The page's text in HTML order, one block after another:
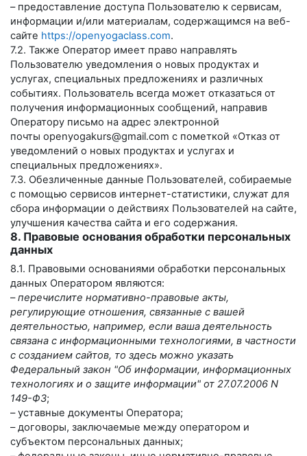
– предоставление доступа Пользователю к сервисам,
информации и/или материалам, содержащимся на веб-
сайте https://openyogaclass.com.
7.2. Также Оператор имеет право направлять
Пользователю уведомления о новых продуктах и
услугах, специальных предложениях и различных
событиях. Пользователь всегда может отказаться от
получения информационных сообщений, направив
Оператору письмо на адрес электронной
почты openyogakurs@gmail.com с пометкой «Отказ от
уведомлений о новых продуктах и услугах и
специальных предложениях».
7.3. Обезличенные данные Пользователей, собираемые
с помощью сервисов интернет-статистики, служат для
сбора информации о действиях Пользователей на сайте,
улучшения качества сайта и его содержания.
8. Правовые основания обработки персональных
данных
8.1. Правовыми основаниями обработки персональных
данных Оператором являются:
–перечислите нормативно-правовые акты,
регулирующие отношения, связанные с вашей
деятельностью, например, если ваша деятельность
связана с информационными технологиями, в частности
с созданием сайтов, то здесь можно указать
Федеральный закон "Об информации, информационных
технологиях и о защите информации" от 27.07.2006 N
149-ФЗ;
– уставные документы Оператора;
– договоры, заключаемые между оператором и
субъектом персональных данных;